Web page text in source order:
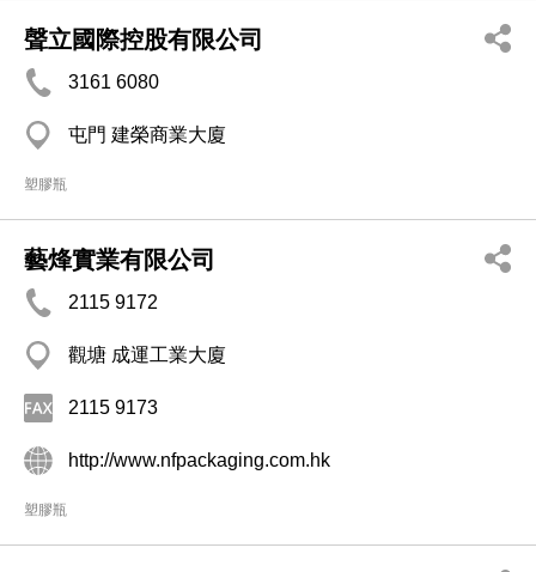
聲立國際控股有限公司
3161 6080
屯門 建榮商業大廈
塑膠瓶
藝烽實業有限公司
2115 9172
觀塘 成運工業大廈
2115 9173
http://www.nfpackaging.com.hk
塑膠瓶